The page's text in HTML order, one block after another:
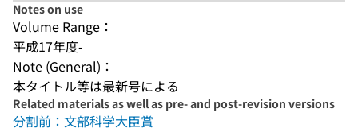
Notes on use
Volume Range：
平成17年度-
Note (General)：
本タイトル等は最新号による
Related materials as well as pre- and post-revision versions
分割前：文部科学大臣賞